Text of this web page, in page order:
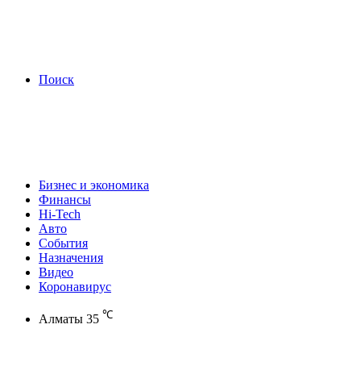
Поиск
Бизнес и экономика
Финансы
Hi-Tech
Авто
События
Назначения
Видео
Коронавирус
Алматы 35 ℃